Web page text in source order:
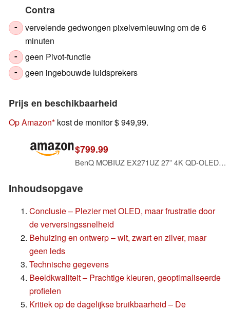
Contra
-
vervelende gedwongen pixelvernieuwing om de 6
minuten
- geen Pivot-functie
- geen ingebouwde luidsprekers
Prijs en beschikbaarheid
Op Amazon kost de monitor $ 949,99.
$799.99
BenQ MOBIUZ EX271UZ 27” 4K QD-OLED 240Hz 0.03ms HDMI 2.1, USB-C 90W Gaming Monitor, 99% DCI-P3, DisplayHDR True Black 400, FreeSync Premium Pro, Remote Controller, 3-Year OLED Burn-in Warranty
Inhoudsopgave
Conclusie – Plezier met OLED, maar frustratie door
de verversingssnelheid
Behuizing en ontwerp – wit, zwart en zilver, maar
geen leds
Technische gegevens
Beeldkwaliteit – Prachtige kleuren, geoptimaliseerde
profielen
Kritiek op de dagelijkse bruikbaarheid – De